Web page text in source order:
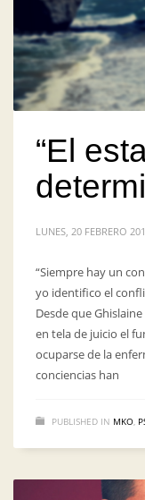
“El
LUNES, 20 FEBRERO
“Siempre hay un
yo identifico el
Desde que
en tela de juicio el
ocuparse de la
conciencias han
PUBLISHED IN MKO,